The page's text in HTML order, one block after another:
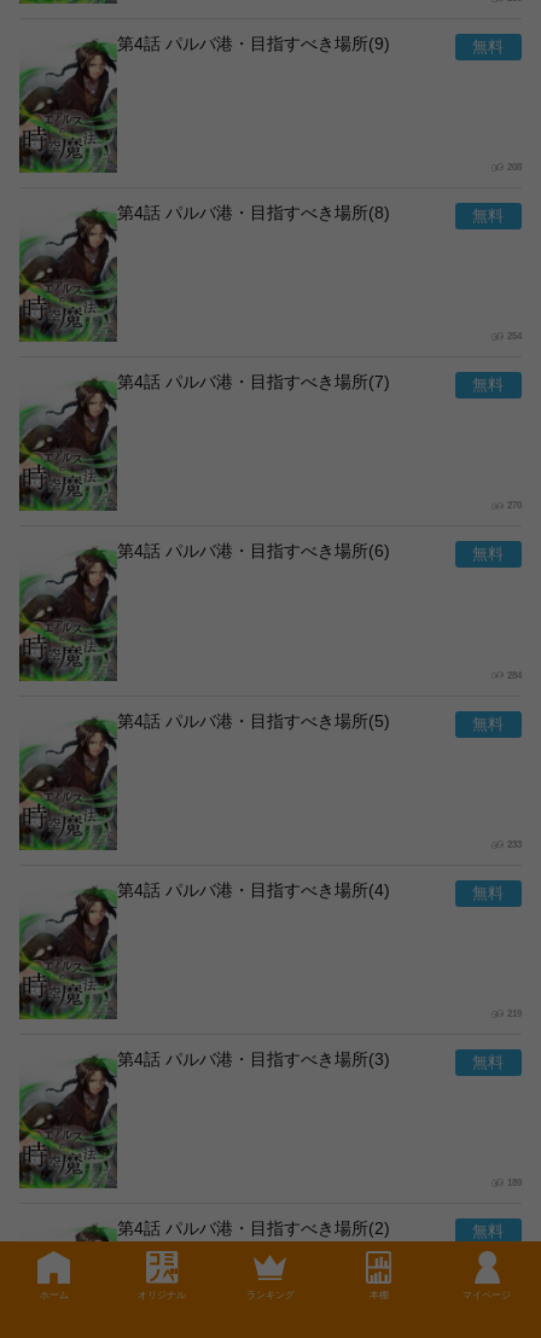
第4話 パルバ港・目指すべき場所(9)
208
第4話 パルバ港・目指すべき場所(8)
254
第4話 パルバ港・目指すべき場所(7)
270
第4話 パルバ港・目指すべき場所(6)
284
第4話 パルバ港・目指すべき場所(5)
233
第4話 パルバ港・目指すべき場所(4)
219
第4話 パルバ港・目指すべき場所(3)
189
第4話 パルバ港・目指すべき場所(2)
ホーム オリジナル ランキング 本棚 マイページ